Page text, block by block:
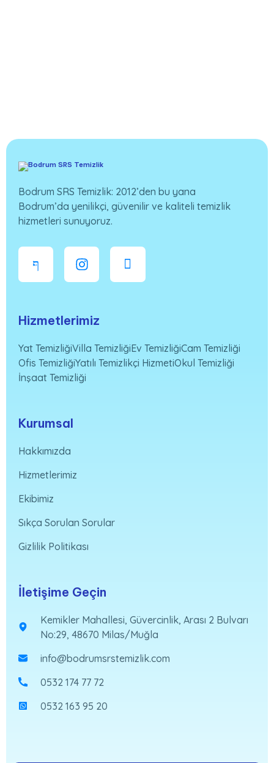
Bodrum SRS Temizlik: 2012’den bu yana
Bodrum’da yenilikçi, güvenilir ve kaliteli temizlik
hizmetleri sunuyoruz.
Hizmetlerimiz
Yat TemizliğiVilla TemizliğiEv TemizliğiCam Temizliği
Ofis TemizliğiYatılı Temizlikçi HizmetiOkul Temizliği
İnşaat Temizliği
Kurumsal
Hakkımızda
Hizmetlerimiz
Ekibimiz
Sıkça Sorulan Sorular
Gizlilik Politikası
İletişime Geçin
Kemikler Mahallesi, Güvercinlik, Arası 2 Bulvarı
No:29, 48670 Milas/Muğla
info@bodrumsrstemizlik.com
0532 174 77 72
0532 163 95 20